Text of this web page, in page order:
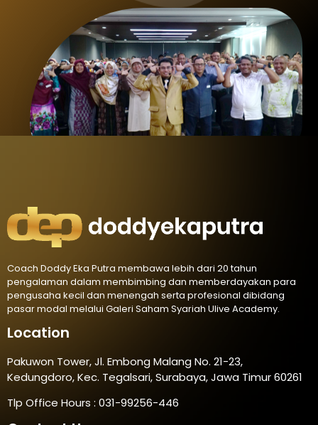
Coach Doddy Eka Putra membawa lebih dari 20 tahun
pengalaman dalam membimbing dan memberdayakan para
pengusaha kecil dan menengah serta profesional dibidang
pasar modal melalui Galeri Saham Syariah Ulive Academy.
Location
Pakuwon Tower, Jl. Embong Malang No. 21-23,
Kedungdoro, Kec. Tegalsari, Surabaya, Jawa Timur 60261
Tlp Office Hours : 031-99256-446